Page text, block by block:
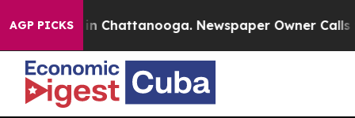
AGP PICKS
Chaos in Chattanooga. Newspaper Owner Calls